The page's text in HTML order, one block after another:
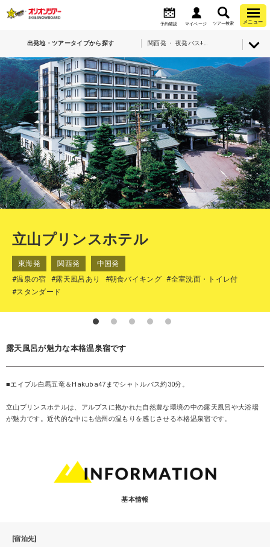
予約確認 マイページ ツアー検索 メニュー
出発地・ツアータイプから探す
立山プリンスホテル
東海発 関西発
中国発
#温泉の宿
#露天風呂あり #朝食バイキング
#全室洗面・トイレ付
#スタンダード
露天風呂が魅力な本格温泉宿です
■エイブル白馬五竜＆Hakuba47までシャトルバス約30分。
立山プリンスホテルは、アルプスに抱かれた自然豊な環境の中の露天風呂や大浴場
が魅力です。近代的な中にも信州の温もりを感じさせる本格温泉宿です。
基本情報
[宿泊先]